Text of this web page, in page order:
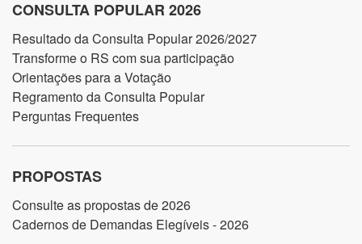
CONSULTA POPULAR 2026
Resultado da Consulta Popular 2026/2027
Transforme o RS com sua participação
Orientações para a Votação
Regramento da Consulta Popular
Perguntas Frequentes
PROPOSTAS
Consulte as propostas de 2026
Cadernos de Demandas Elegíveis - 2026